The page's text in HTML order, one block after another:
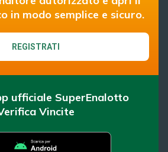
in modo semplice e sicuro.
REGISTRATI
ufficiale SuperEnalotto
Vincite